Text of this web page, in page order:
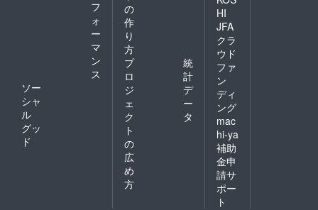
フ
ォ
ー
マ
ン
ス
ソー
シャ
ル
グッ
ド
の
作
り
方
プ
ロ
ジ
ェ
ク
ト
の
広
め
方
統
計
デ
ー
タ
HI
JFA
クラ
ウド
ファ
ン
ディ
ング
mac
hi-ya
補助
金申
請サ
ポー
ト